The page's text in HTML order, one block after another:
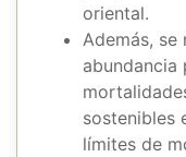
oriental.
Además, se
abundancia
sostenibles
límites de